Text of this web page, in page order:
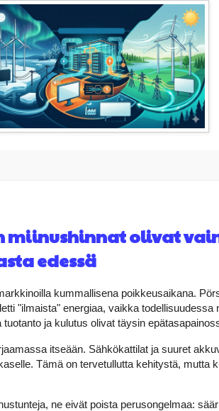
olivat
edessä
kummallisena poikkeusaikana.
"ilmaista" energiaa, vaikka todellisuudessa
ja kulutus olivat täysin
itseään. Sähkökattilat ja suuret
Tämä on tervetullutta kehitystä, mutta
ne eivät poista perusongelmaa: